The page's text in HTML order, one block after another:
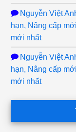
Nguyễn Việt
hạn, Nâng cấp
mới nhất
Nguyễn Việt
hạn, Nâng cấp
mới nhất